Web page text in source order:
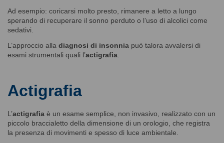
Ad esempio: coricarsi molto presto, rimanere a letto a lungo
sperando di recuperare il sonno perduto o l’uso di alcolici come
sedativi.
L’approccio alla diagnosi di insonnia può talora avvalersi di
esami strumentali quali l’actigrafia
Actigrafia
L’actigrafia è un esame semplice, non invasivo, realizzato con un
piccolo braccialetto della dimensione di un orologio, che registra
la presenza di movimenti e spesso di luce ambientale.